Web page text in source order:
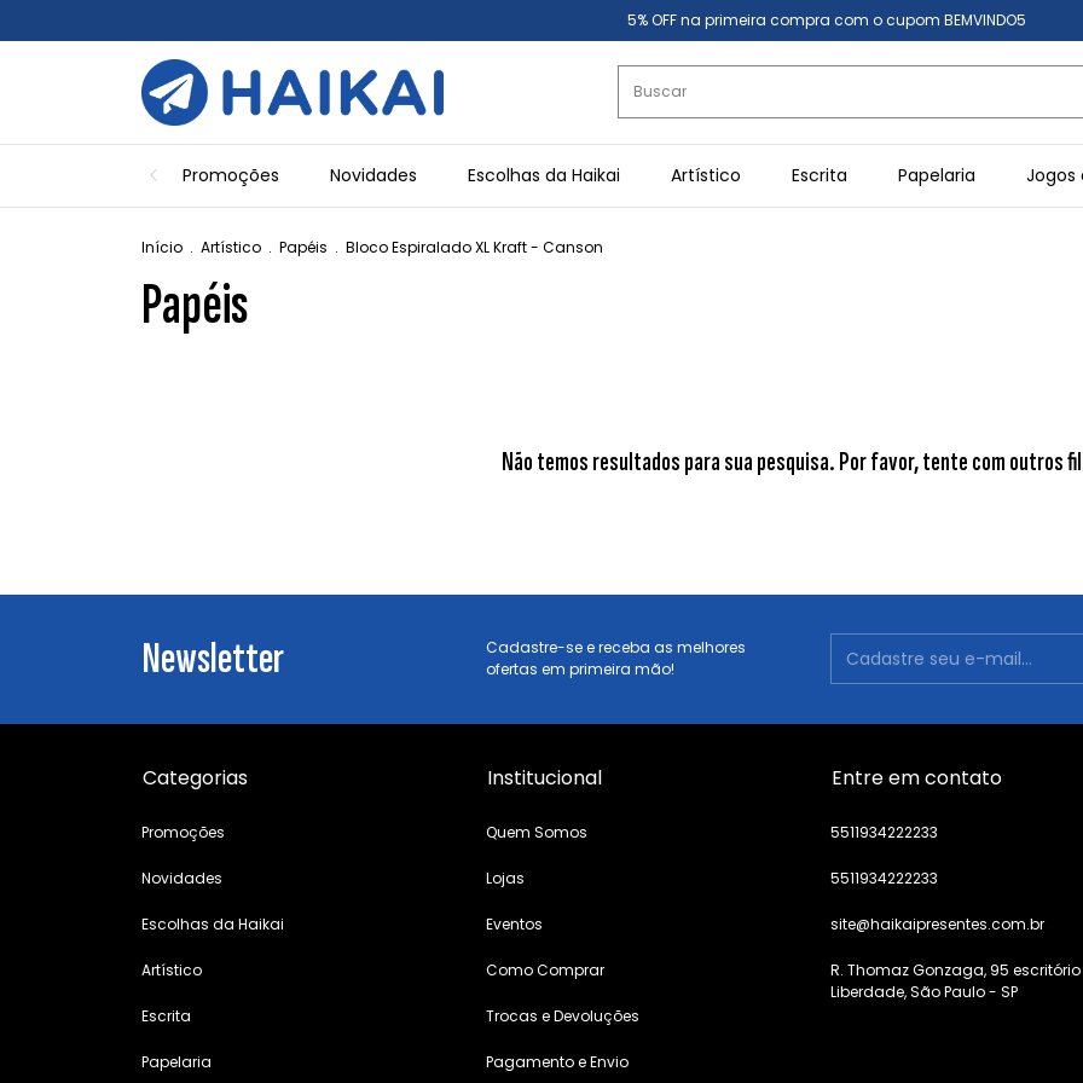
5% OFF na primeira compra com o cupom BEMVINDO5
Promoções Novidades Escolhas da Haikai Artístico Escrita Papelaria Jogos
Início . Artístico . Papéis . Bloco Espiralado XL Kraft - Canson
Papéis
Não temos resultados para sua pesquisa. Por favor, tente com outros
Newsletter
Cadastre-se e receba as melhores
ofertas em primeira mão!
Categorias
Promoções
Novidades
Escolhas da Haikai
Artístico
Escrita
Papelaria
Institucional
Quem Somos
Lojas
Eventos
Como Comprar
Trocas e Devoluções
Pagamento e Envio
Entre em contato
5511934222233
5511934222233
site@haikaipresentes.com.br
R. Thomaz Gonzaga, 95
Liberdade, São Paulo - SP